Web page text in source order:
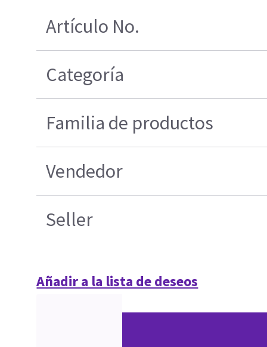
Artículo No.
Categoría
Familia de productos
Vendedor
Seller
Añadir a la lista de deseos